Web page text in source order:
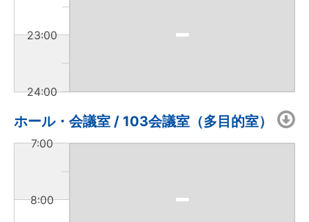
23:00
24:00
ホール・会議室 / 103会議室（多目的室）
7:00
8:00